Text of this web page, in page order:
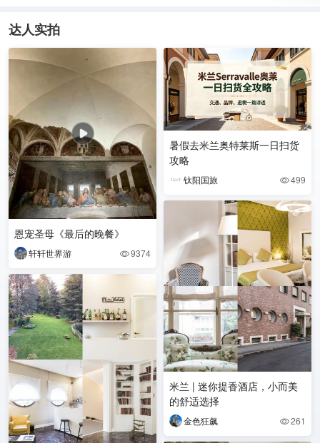
达人实拍
恩宠圣母《最后的晚餐》
轩轩世界游 9374
暑假去米兰奥特莱斯一日扫货
攻略
钛阳国旅 499
米兰 | 迷你提香酒店，小而美
的舒适选择
金色狂飙 261